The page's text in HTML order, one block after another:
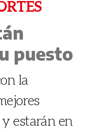
puesto
la
estarán en